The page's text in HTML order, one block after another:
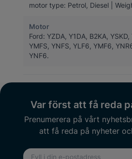
motor type: Petrol, Diesel |
Motor
Ford: YZDA, Y1DA, B2KA, YSKD,
YMFS, YNFS, YLF6, YMF6,
YNF6.
Var först att få reda
Prenumerera på vårt
att få reda på nyheter
E-postadress